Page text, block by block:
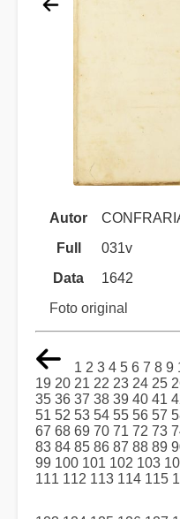
Autor
Full
031v
Data
1642
Foto original
1 2 3 4 5 6 7 8 9
19 20 21 22 23 24 25
35 36 37 38 39 40 41
51 52 53 54 55 56 57
67 68 69 70 71 72 73
83 84 85 86 87 88 89
99 100 101 102 103
111 112 113 114 115